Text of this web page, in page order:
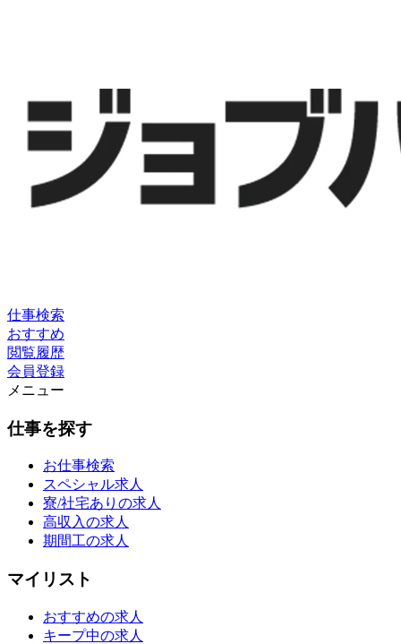
仕事検索
おすすめ
閲覧履歴
会員登録
メニュー
仕事を探す
お仕事検索
スペシャル求人
寮/社宅ありの求人
高収入の求人
期間工の求人
マイリスト
おすすめの求人
キープ中の求人